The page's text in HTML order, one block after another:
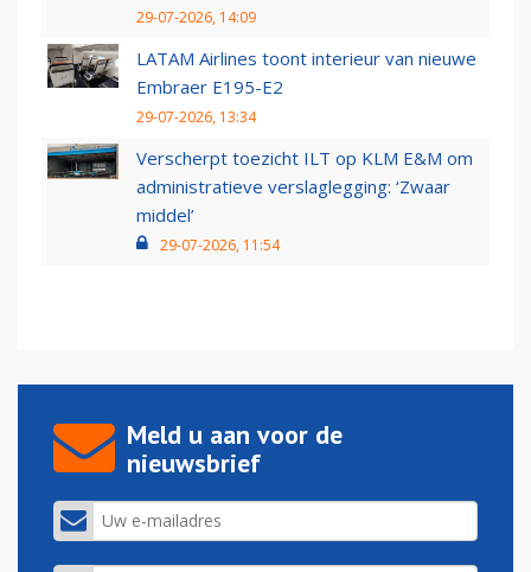
29-07-2026, 14:09
LATAM Airlines toont interieur van nieuwe
Embraer E195-E2
29-07-2026, 13:34
Verscherpt toezicht ILT op KLM E&M om
administratieve verslaglegging: ‘Zwaar
middel’
29-07-2026, 11:54
Meld u aan voor de
nieuwsbrief